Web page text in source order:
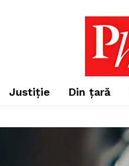
Justiție Din țară